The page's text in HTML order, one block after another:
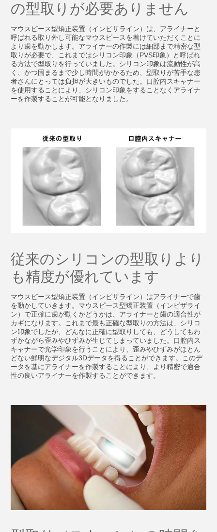
の型取りが必要ありません
マウスピース型矯正装置（インビザライン）は、アライナーと
呼ばれる取り外し可能なマウスピースを着けていただくことに
より歯を動かします。アライナーの作製には細部まで精密な型
取りが必要で、これまではシリコン印象（PVS印象）と呼ばれ
る方法で型取りを行っていました。シリコン印象は流動性が高
く、かつ固まるまで少し時間がかかるため、型取りが苦手な患
者さんにとっては負担が大きいものでした。口腔内スキャナー
を使用することにより、シリコン印象をすることなくアライナ
ーを作製することが可能となりました。
従来のシリコンの型取りより
も精度が優れています
マウスピース型矯正装置（インビザライン）はアライナーで歯
を動かしていきます。マウスピース型矯正装置（インビザライ
ン）で正確に歯が動くかどうかは、アライナーと歯の適合性が
カギになります。これまで最も正確な型取りの方法は、シリコ
ン印象でしたが、どんなに正確に型取りしても、どうしてもわ
ずかながら歪みやひずみが生じてしまっていました。口腔内ス
キャナーで光学印象を行うことにより、歪みやひずみがほとん
どない鮮明なデジタル3Dデータを得ることができます。このデ
ータを基にアライナーを作製することにより、より精密で適合
性の良いアライナーを作製することができます。